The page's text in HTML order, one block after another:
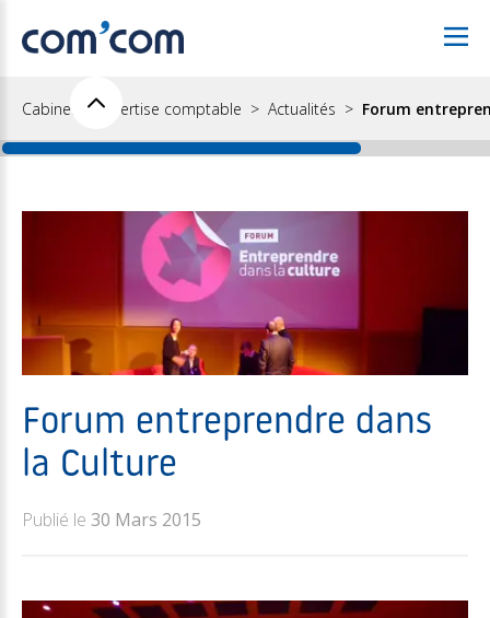
Cabinet d'expertise comptable Actualités Forum
Forum entreprendre dans
la Culture
Publié le 30 Mars 2015